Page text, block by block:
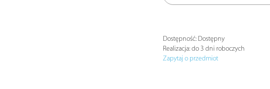
Dostępność: Dostępny
Realizacja: do 3 dni roboczych
Zapytaj o przedmiot